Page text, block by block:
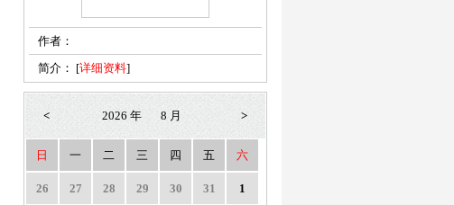
作者：
简介： [详细资料]
< 2026 年 8 月 >
日 一 二 三 四 五 六
26 27 28 29 30 31 1